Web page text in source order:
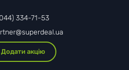
334-71-53
Додати акцію